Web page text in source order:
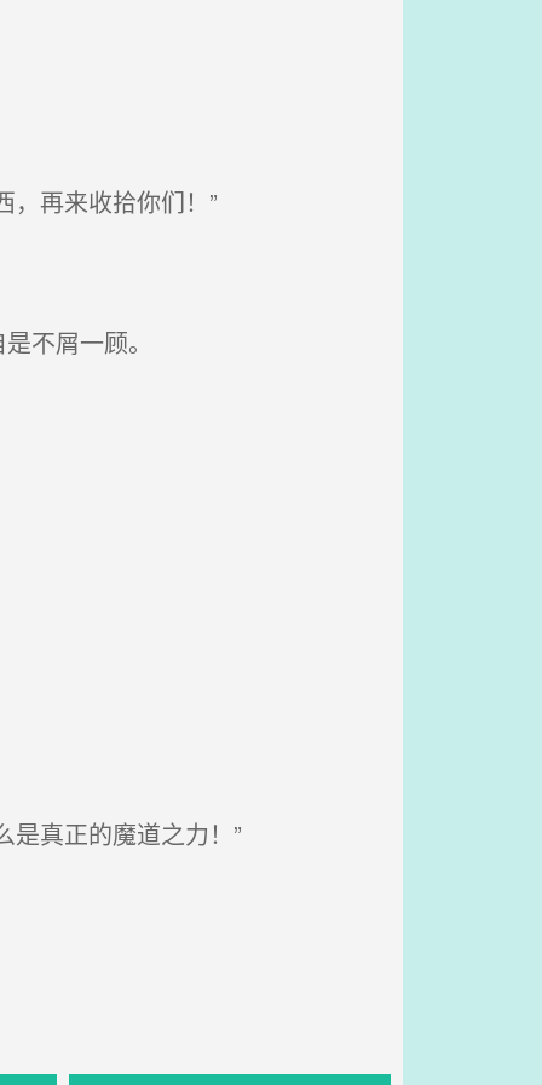
再来收拾你们！”
不屑一顾。
真正的魔道之力！”